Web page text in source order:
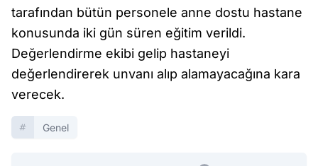
tarafından bütün personele anne dostu hastane
konusunda iki gün süren eğitim verildi.
Değerlendirme ekibi gelip hastaneyi
değerlendirerek unvanı alıp alamayacağına kara
verecek.
Genel